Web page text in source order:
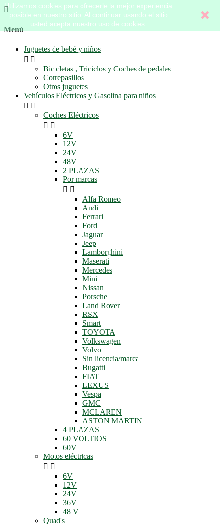
Utilizamos cookies para ofrecerle la mejor experiencia
posible en nuestro sitio. Al continuar usando el sitio
usted acepta nuestro uso de cookies.

Menú
Juguetes de bebé y niños
 
Bicicletas , Triciclos y Coches de pedales
Correpasillos
Otros juguetes
Vehículos Eléctricos y Gasolina para niños
 
Coches Eléctricos
 
6V
12V
24V
48V
2 PLAZAS
Por marcas
 
Alfa Romeo
Audi
Ferrari
Ford
Jaguar
Jeep
Lamborghini
Maserati
Mercedes
Mini
Nissan
Porsche
Land Rover
RSX
Smart
TOYOTA
Volkswagen
Volvo
Sin licencia/marca
Bugatti
FIAT
LEXUS
Vespa
GMC
MCLAREN
ASTON MARTIN
4 PLAZAS
60 VOLTIOS
60V
Motos eléctricas
 
6V
12V
24V
36V
48 V
Quad's